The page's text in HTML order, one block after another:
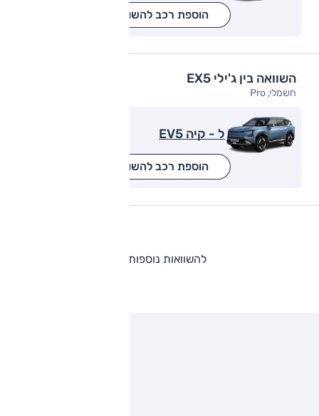
הוספת רכב להשוואה
השוואה בין ג'ילי EX5
חשמלי, Pro
ל - קיה EV5
הוספת רכב להשוואה
להשוואות נוספות